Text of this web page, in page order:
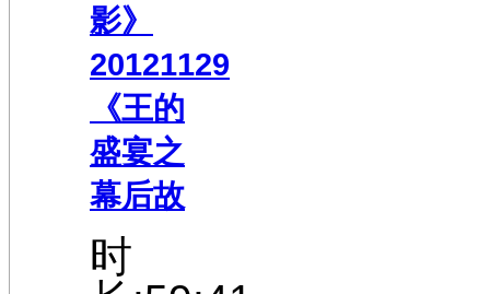
影》
20121129
《王的
盛宴之
幕后故
时